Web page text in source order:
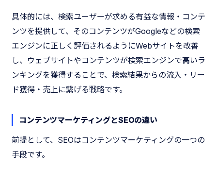
具体的には、検索ユーザーが求める有益な情報・コンテ
ンツを提供して、そのコンテンツがGoogleなどの検索
エンジンに正しく評価されるようにWebサイトを改善
し、ウェブサイトやコンテンツが検索エンジンで高いラ
ンキングを獲得することで、検索結果からの流入・リー
ド獲得・売上に繋げる戦略です。
コンテンツマーケティングとSEOの違い
前提として、SEOはコンテンツマーケティングの一つの
手段です。